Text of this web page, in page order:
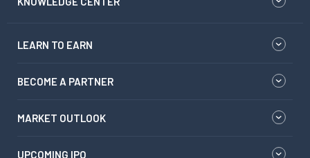
LEARN TO EARN
BECOME A PARTNER
MARKET OUTLOOK
UPCOMING IPO